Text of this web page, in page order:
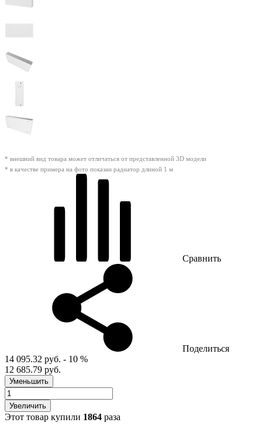
* внешний вид товара может отличаться от представленной 3D модели
* в качестве примера на фото показан радиатор длиной 1 м
Сравнить
Поделиться
14 095.32 руб. - 10 %
12 685.79 руб.
Уменьшить
Увеличить
Этот товар купили 1864 раза